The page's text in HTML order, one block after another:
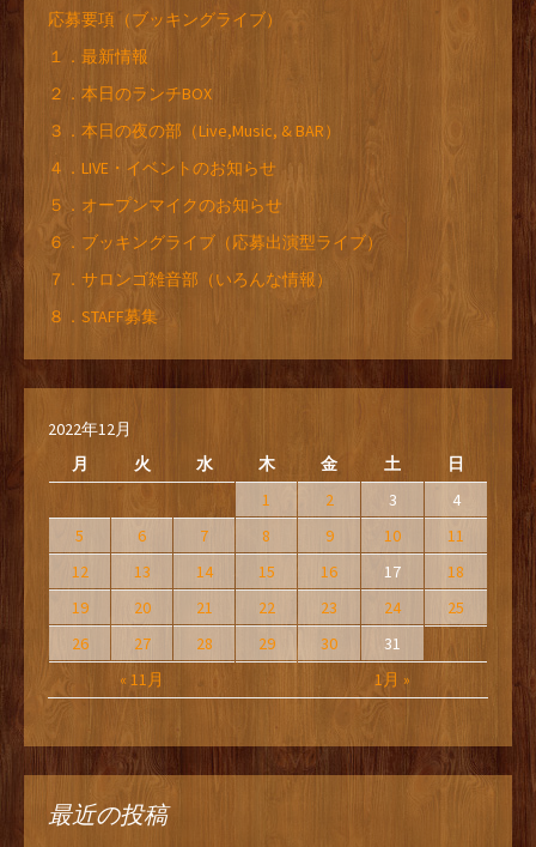
応募要項（ブッキングライブ）
１．最新情報
２．本日のランチBOX
３．本日の夜の部（Live,Music, & BAR）
４．LIVE・イベントのお知らせ
５．オープンマイクのお知らせ
６．ブッキングライブ（応募出演型ライブ）
７．サロンゴ雑音部（いろんな情報）
８．STAFF募集
2022年12月
月
火 水 木 金 土 日
« 11月 1月 »
1 2 3
4
5
6 7 8 9 10
11
12
13 14 15 16 17
18
19
20 21 22 23 24
25
26
27 28 29 30 31
最近の投稿